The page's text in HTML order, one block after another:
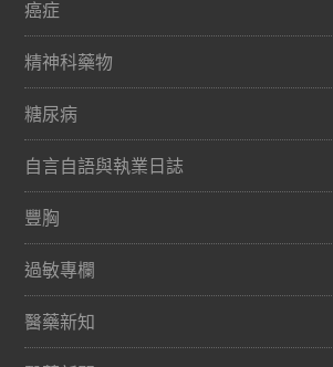
癌症
精神科藥物
糖尿病
自言自語與執業日誌
豐胸
過敏專欄
醫藥新知